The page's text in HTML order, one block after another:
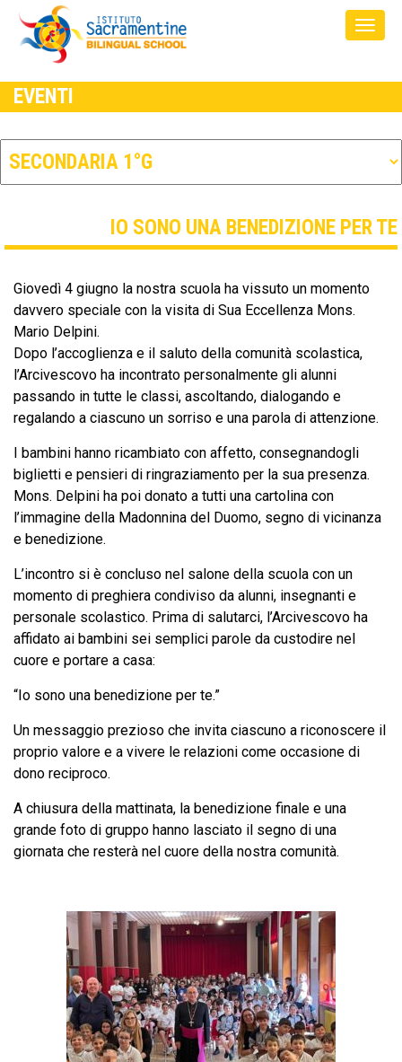
EVENTI
IO SONO UNA BENEDIZIONE PER TE
Giovedì 4 giugno la nostra scuola ha vissuto un momento
davvero speciale con la visita di Sua Eccellenza Mons.
Mario Delpini.
Dopo l’accoglienza e il saluto della comunità scolastica,
l’Arcivescovo ha incontrato personalmente gli alunni
passando in tutte le classi, ascoltando, dialogando e
regalando a ciascuno un sorriso e una parola di attenzione.
I bambini hanno ricambiato con affetto, consegnandogli
biglietti e pensieri di ringraziamento per la sua presenza.
Mons. Delpini ha poi donato a tutti una cartolina con
l’immagine della Madonnina del Duomo, segno di vicinanza
e benedizione.
L’incontro si è concluso nel salone della scuola con un
momento di preghiera condiviso da alunni, insegnanti e
personale scolastico. Prima di salutarci, l’Arcivescovo ha
affidato ai bambini sei semplici parole da custodire nel
cuore e portare a casa:
“Io sono una benedizione per te.”
Un messaggio prezioso che invita ciascuno a riconoscere il
proprio valore e a vivere le relazioni come occasione di
dono reciproco.
A chiusura della mattinata, la benedizione finale e una
grande foto di gruppo hanno lasciato il segno di una
giornata che resterà nel cuore della nostra comunità.